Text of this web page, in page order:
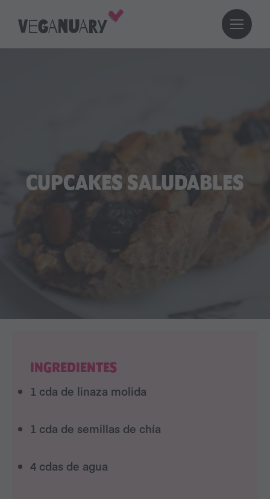
CUPCAKES SALUDABLES
INGREDIENTES
1 cda de linaza molida
1 cda de semillas de chía
4 cdas de agua